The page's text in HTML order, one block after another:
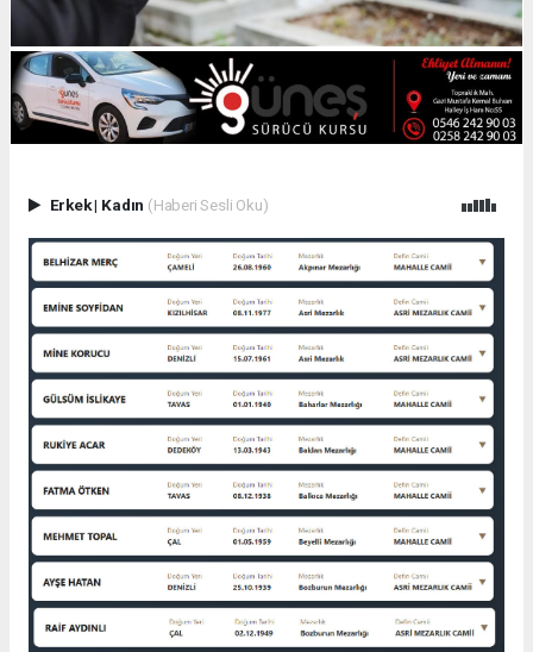
Erkek| Kadın (Haberi Sesli Oku)